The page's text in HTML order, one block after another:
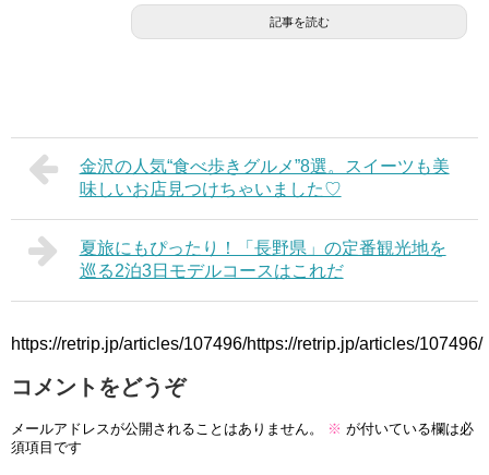
記事を読む
金沢の人気“食べ歩きグルメ”8選。スイーツも美
味しいお店見つけちゃいました♡
夏旅にもぴったり！「長野県」の定番観光地を
巡る2泊3日モデルコースはこれだ
https://retrip.jp/articles/107496/https://retrip.jp/articles/107496/
コメントをどうぞ
メールアドレスが公開されることはありません。 ※ が付いている欄は必
須項目です